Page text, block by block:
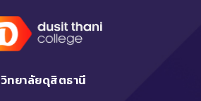
วิทยาลัยดุสิตธานี